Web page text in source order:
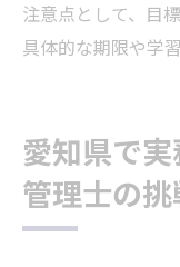
注意点として、目
具体的な期限や学
愛知県で
管理士の